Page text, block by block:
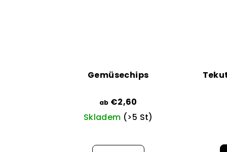
Gemüsechips
ab €2,60
Skladem (>5 St)